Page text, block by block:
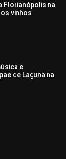
Florianópolis na
vinhos
e
de Laguna na